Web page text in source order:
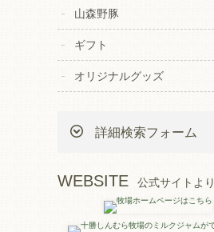
山森野豚
ギフト
オリジナルグッズ
詳細検索フォーム
WEBSITE 公式サイトより